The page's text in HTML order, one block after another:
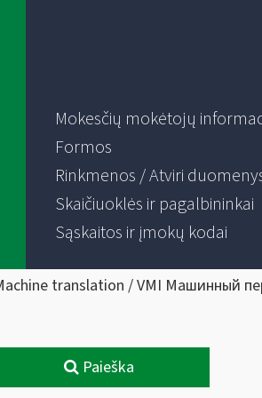
Mokesčių mokėtojų
Formos
Rinkmenos / Atviri
Skaičiuoklės ir pagalbininkai
Sąskaitos ir įmokų kodai
translation / VMI Машинный
Paieška